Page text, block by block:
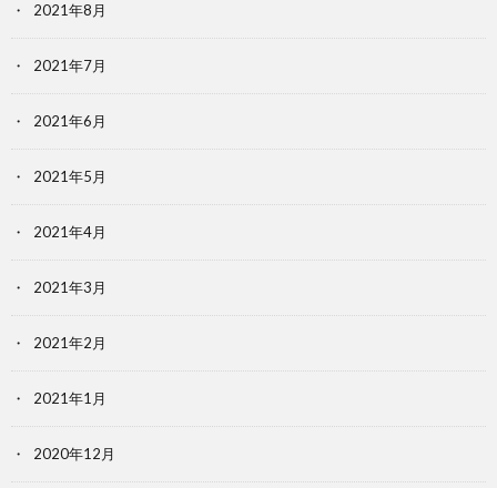
2021年8月
2021年7月
2021年6月
2021年5月
2021年4月
2021年3月
2021年2月
2021年1月
2020年12月